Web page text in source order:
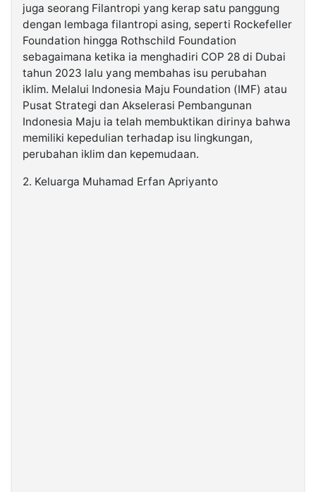
juga seorang Filantropi yang kerap satu panggung
dengan lembaga filantropi asing, seperti Rockefeller
Foundation hingga Rothschild Foundation
sebagaimana ketika ia menghadiri COP 28 di Dubai
tahun 2023 lalu yang membahas isu perubahan
iklim. Melalui Indonesia Maju Foundation (IMF) atau
Pusat Strategi dan Akselerasi Pembangunan
Indonesia Maju ia telah membuktikan dirinya bahwa
memiliki kepedulian terhadap isu lingkungan,
perubahan iklim dan kepemudaan.
2. Keluarga Muhamad Erfan Apriyanto